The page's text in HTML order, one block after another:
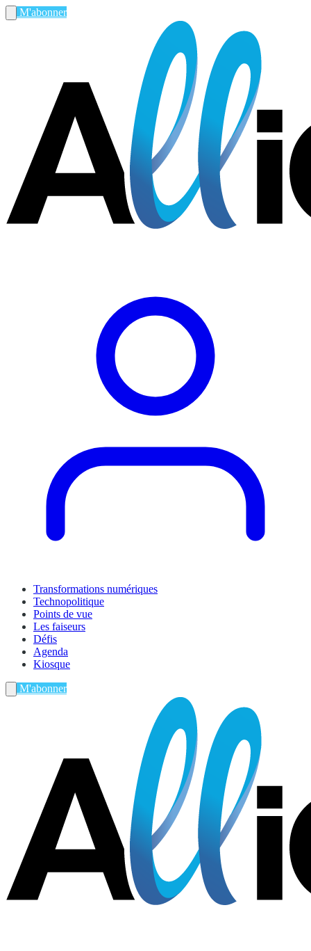
M'abonner
Transformations numériques
Technopolitique
Points de vue
Les faiseurs
Défis
Agenda
Kiosque
M'abonner